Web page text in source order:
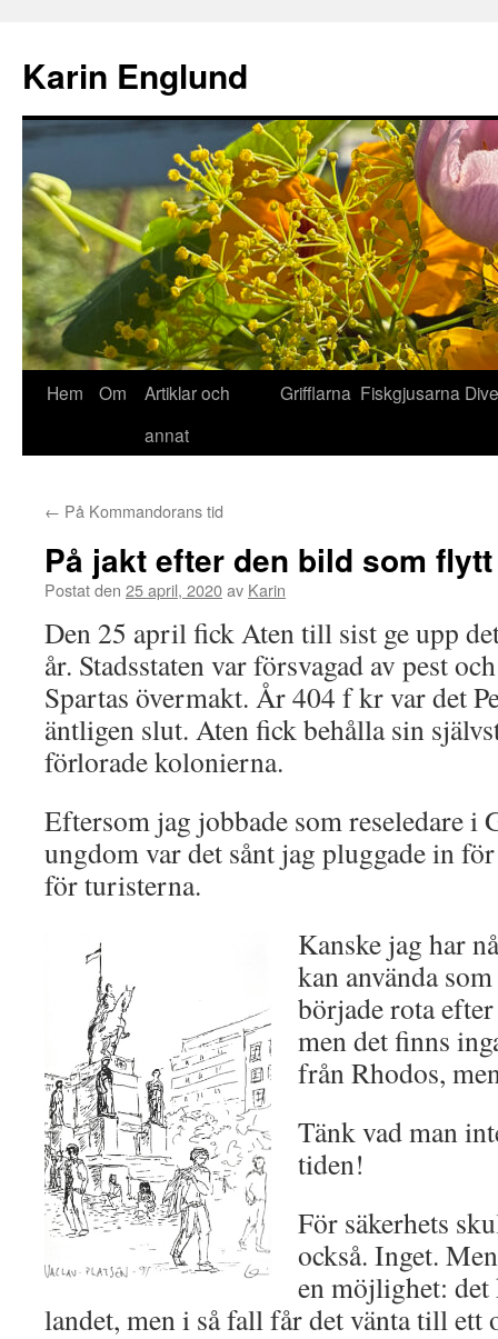
innehåll
Karin Englund
Hem Om
Artiklar och
annat
Grifflarna Fiskgjusarna
← På Kommandorans tid
På jakt efter den bild som flytt
Postat den 25 april, 2020av Karin
Den 25 april fick Aten till sist ge upp
år. Stadsstaten var försvagad av pest
Spartas övermakt. År 404 f kr var det
äntligen slut. Aten fick behålla sin
förlorade kolonierna.
Eftersom jag jobbade som reseledare i
ungdom var det sånt jag pluggade in
för turisterna.
Kanske jag har
kan använda
började rota
men det finns
från Rhodos,
Tänk vad man
tiden!
För säkerhets
också. Inget.
en möjlighet: det
landet, men i så fall får det vänta till ett